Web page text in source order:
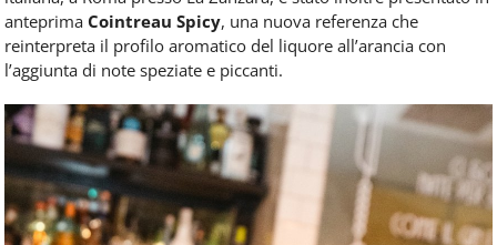
anteprima Cointreau Spicy, una nuova referenza che
reinterpreta il profilo aromatico del liquore all’arancia con
l’aggiunta di note speziate e piccanti.